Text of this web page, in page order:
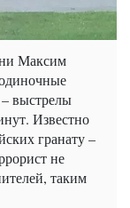
Максим
выстрелы
Известно
гранату –
не
таким